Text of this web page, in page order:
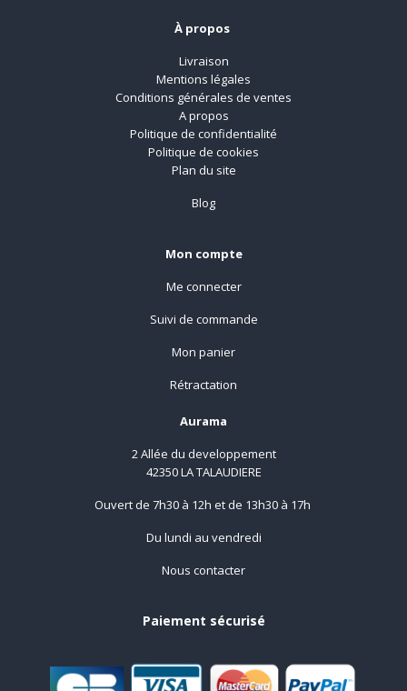
À propos
Livraison
Mentions légales
Conditions générales de ventes
A propos
Politique de confidentialité
Politique de cookies
Plan du site
Blog
Mon compte
Me connecter
Suivi de commande
Mon panier
Rétractation
Aurama
2 Allée du developpement
42350 LA TALAUDIERE
Ouvert de 7h30 à 12h et de 13h30 à 17h
Du lundi au vendredi
Nous contacter
Paiement sécurisé